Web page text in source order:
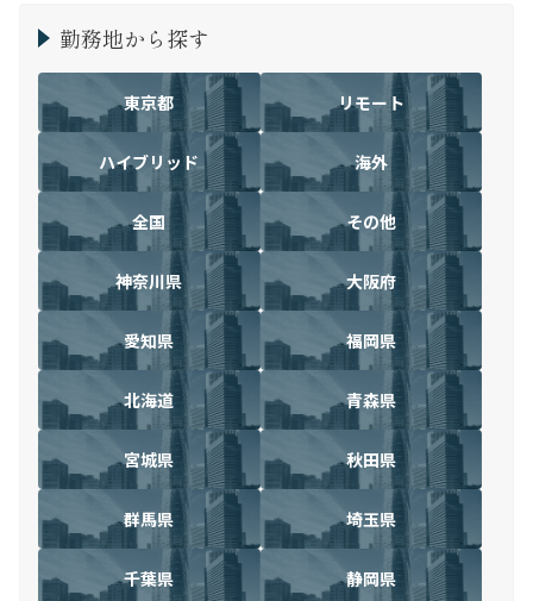
勤務地から探す
東京都 リモート
ハイブリッド 海外
全国 その他
神奈川県 大阪府
愛知県 福岡県
北海道 青森県
宮城県 秋田県
群馬県 埼玉県
千葉県 静岡県